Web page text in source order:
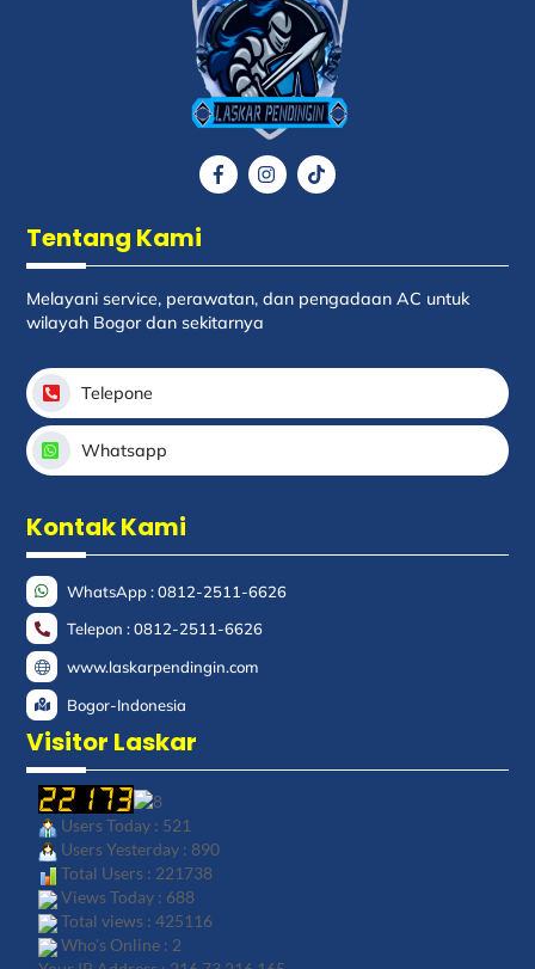
Icon
Icon
Icon
Tentang Kami
Melayani service, perawatan, dan pengadaan AC untuk
wilayah Bogor dan sekitarnya
Telepone
Whatsapp
Kontak Kami
WhatsApp : 0812-2511-6626
Telepon : 0812-2511-6626
www.laskarpendingin.com
Bogor-Indonesia
Visitor Laskar
Users Today : 521
Users Yesterday : 890
Total Users : 221738
Views Today : 688
Total views : 425116
Who's Online : 2